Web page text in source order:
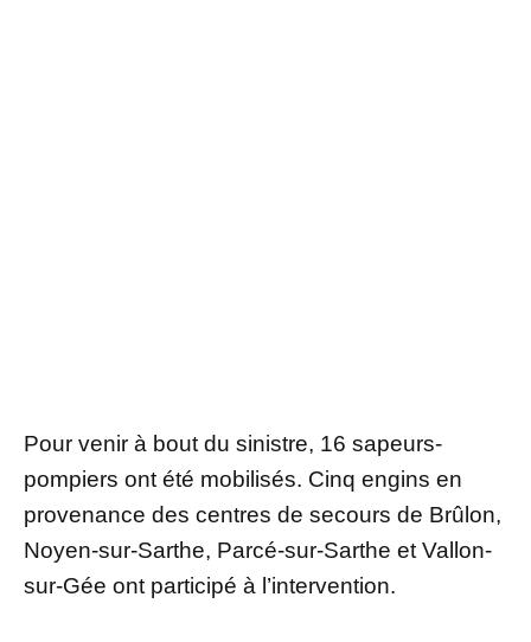
Pour venir à bout du sinistre, 16 sapeurs-
pompiers ont été mobilisés. Cinq engins en
provenance des centres de secours de Brûlon,
Noyen-sur-Sarthe, Parcé-sur-Sarthe et Vallon-
sur-Gée ont participé à l’intervention.